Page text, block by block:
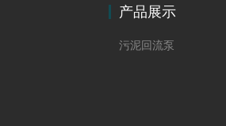
产品展示
污泥回流泵